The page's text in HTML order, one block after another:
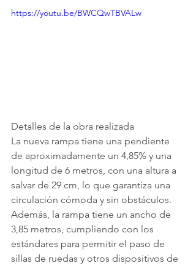
https://youtu.be/BWCQwTBVALw
Detalles de la obra realizada
La nueva rampa tiene una pendiente
de aproximadamente un 4,85% y una
longitud de 6 metros, con una altura a
salvar de 29 cm, lo que garantiza una
circulación cómoda y sin obstáculos.
Además, la rampa tiene un ancho de
3,85 metros, cumpliendo con los
estándares para permitir el paso de
sillas de ruedas y otros dispositivos de